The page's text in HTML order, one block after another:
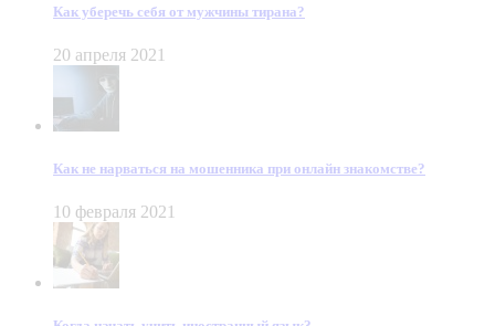
Как уберечь себя от мужчины тирана?
20 апреля 2021
Как не нарваться на мошенника при онлайн знакомстве?
10 февраля 2021